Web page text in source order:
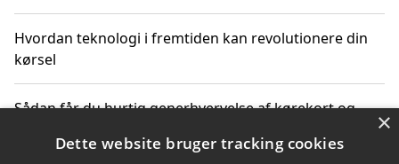
Hvordan teknologi i fremtiden kan revolutionere din
kørsel
Sådan får du hurtig generhvervelse af kørekort og
×
Dette website bruger tracking cookies